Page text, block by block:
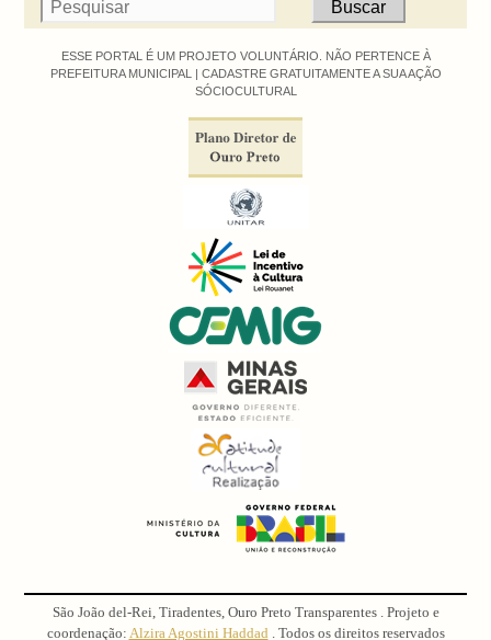
ESSE PORTAL É UM PROJETO VOLUNTÁRIO. NÃO PERTENCE À
PREFEITURA MUNICIPAL | CADASTRE GRATUITAMENTE A SUA AÇÃO
SÓCIOCULTURAL
São João del-Rei, Tiradentes, Ouro Preto Transparentes . Projeto e
coordenação: Alzira Agostini Haddad . Todos os direitos reservados